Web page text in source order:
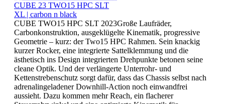
CUBE 23 TWO15 HPC SLT
XL | carbon n black
CUBE TWO15 HPC SLT 2023Große Laufräder,
Carbonkonstruktion, ausgeklügelte Kinematik, progressive
Geometrie – kurz: der Two15 HPC Rahmen. Sein knackig
kurzer Rocker, eine integrierte Sattelklemmung und die
ästhetisch ins Design integrierten Drehpunkte betonen seine
cleane Optik. Und der verlängerte Unterrohr- und
Kettenstrebenschutz sorgt dafür, dass das Chassis selbst nach
adrenalingeladener Downhill-Action noch einwandfrei
aussieht. Dazu kommen mehr Reach, ein flacherer